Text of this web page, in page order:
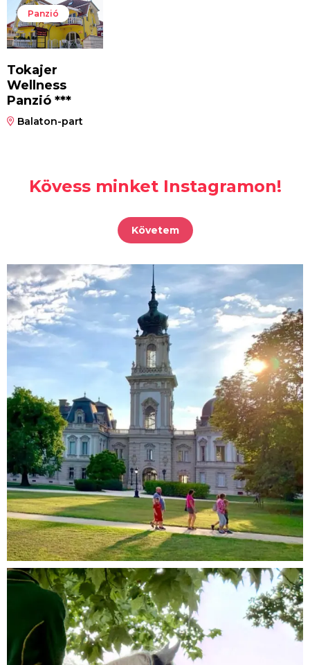
Panzió
Tokajer
Wellness
Panzió ***
Balaton-part
Kövess minket Instagramon!
Követem